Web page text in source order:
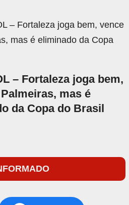
– Fortaleza joga bem,
mas é
da Copa do Brasil